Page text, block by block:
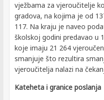
vježbama za vjeroučitelje
gradova, na kojima je od
117. Na kraju je naveo
školskoj godini predavao u
koje imaju 21 264
smanjuje što rezultira
vjeroučitelja nalazi na
Kateheta i granice poslanja